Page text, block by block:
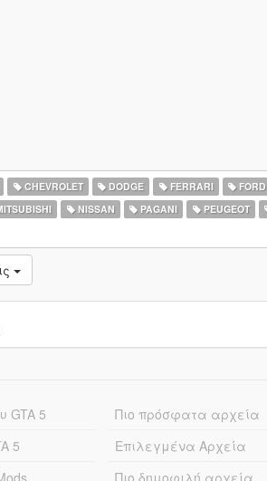
CHEVROLET DODGE FERRARI FORD
NISSAN PAGANI PEUGEOT
GTA 5
5
Πιο πρόσφατα αρχεία
Επιλεγμένα Αρχεία
Πιο δημοφιλή αρχεία